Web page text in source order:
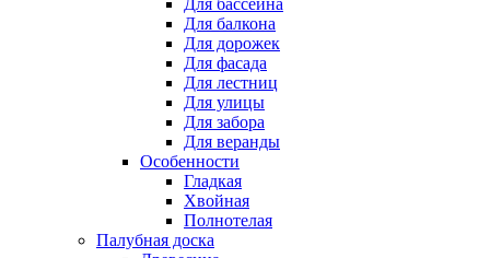
Для бассейна
Для балкона
Для дорожек
Для фасада
Для лестниц
Для улицы
Для забора
Для веранды
Особенности
Гладкая
Хвойная
Полнотелая
Палубная доска